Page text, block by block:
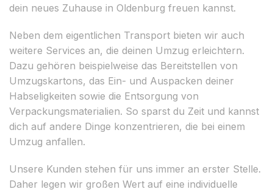
dein neues Zuhause in Oldenburg freuen kannst.
Neben dem eigentlichen Transport bieten wir auch
weitere Services an, die deinen Umzug erleichtern.
Dazu gehören beispielweise das Bereitstellen von
Umzugskartons, das Ein- und Auspacken deiner
Habseligkeiten sowie die Entsorgung von
Verpackungsmaterialien. So sparst du Zeit und kannst
dich auf andere Dinge konzentrieren, die bei einem
Umzug anfallen.
Unsere Kunden stehen für uns immer an erster Stelle.
Daher legen wir großen Wert auf eine individuelle